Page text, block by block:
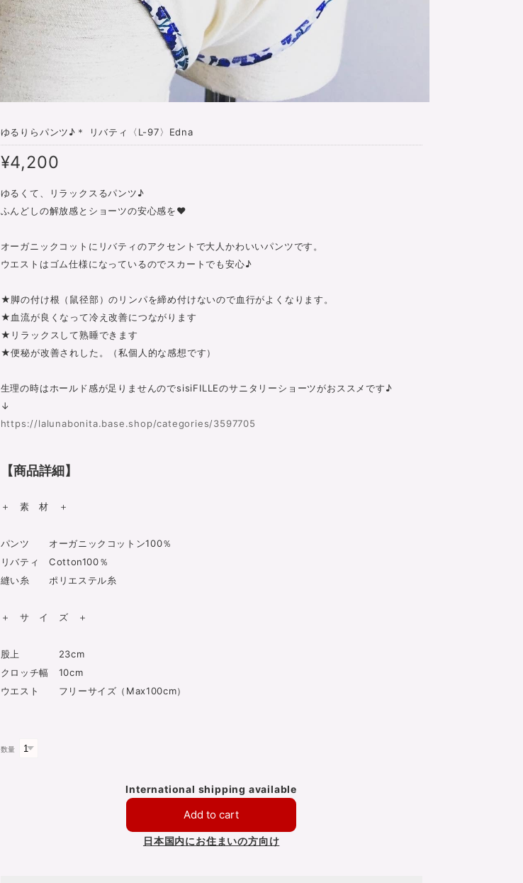
ゆるりらパンツ♪＊ リバティ〈L-97〉Edna
¥4,200
ゆるくて、リラックスるパンツ♪
ふんどしの解放感とショーツの安心感を❤
オーガニックコットにリバティのアクセントで大人かわいいパンツです。
ウエストはゴム仕様になっているのでスカートでも安心♪
★脚の付け根（鼠径部）のリンパを締め付けないので血行がよくなります。
★血流が良くなって冷え改善につながります
★リラックスして熟睡できます
★便秘が改善されした。（私個人的な感想です）
生理の時はホールド感が足りませんのでsisiFILLEのサニタリーショーツがおススメです♪
↓
https://lalunabonita.base.shop/categories/3597705
【商品詳細】
＋ 素 材 ＋
パンツ オーガニックコットン100％
リバティ Cotton100％
縫い糸 ポリエステル糸
＋ サ イ ズ ＋
股上 23cm
クロッチ幅 10cm
ウエスト フリーサイズ（Max100cm）
数量
International shipping available
Add to cart
日本国内にお住まいの方向け